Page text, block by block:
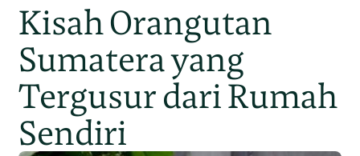
Kisah Orangutan
Sumatera yang
Tergusur dari Rumah
Sendiri